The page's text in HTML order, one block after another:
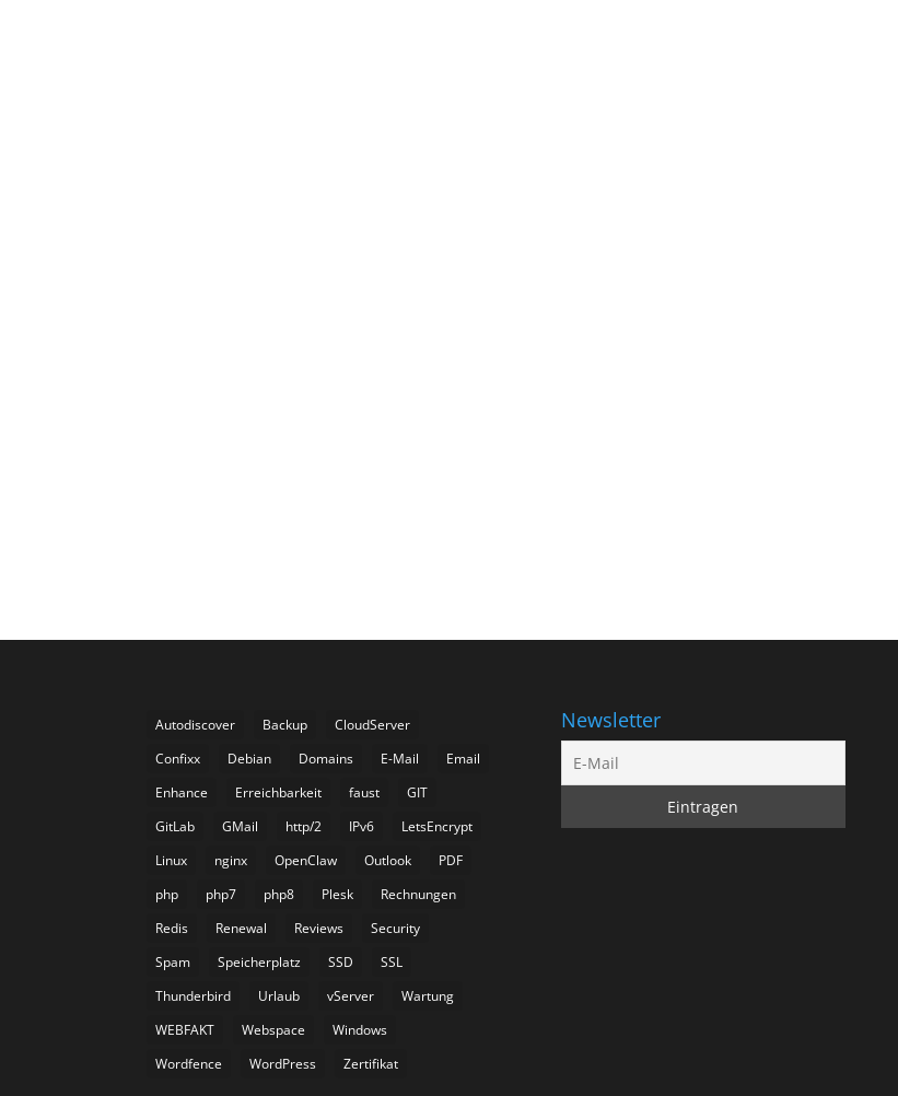
Autodiscover Backup
CloudServer
Confixx
Debian Domains E-Mail
Email
Enhance
Erreichbarkeit faust
GIT
GitLab
GMail http/2 IPv6
LetsEncrypt
Linux
nginx OpenClaw Outlook
PDF
php
php7 php8 Plesk
Rechnungen
Redis
Renewal Reviews
Security
Spam
Speicherplatz SSD
SSL
Thunderbird
Urlaub vServer
Wartung
WEBFAKT
Webspace
Windows
Wordfence
WordPress Zertifikat
Newsletter